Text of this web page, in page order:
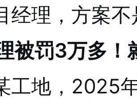
经理，方案
被罚3万多！
工地，2025